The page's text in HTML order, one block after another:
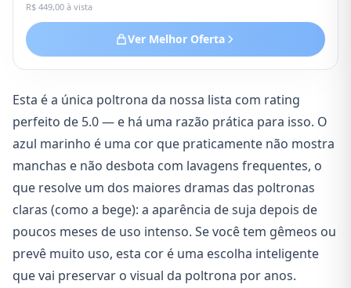
R$ 449,00 à vista
Ver Melhor Oferta
Esta é a única poltrona da nossa lista com rating
perfeito de 5.0 — e há uma razão prática para isso. O
azul marinho é uma cor que praticamente não mostra
manchas e não desbota com lavagens frequentes, o
que resolve um dos maiores dramas das poltronas
claras (como a bege): a aparência de suja depois de
poucos meses de uso intenso. Se você tem gêmeos ou
prevê muito uso, esta cor é uma escolha inteligente
que vai preservar o visual da poltrona por anos.